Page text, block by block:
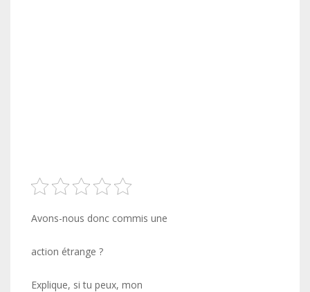
Avons-nous donc commis une
action étrange ?
Explique, si tu peux, mon